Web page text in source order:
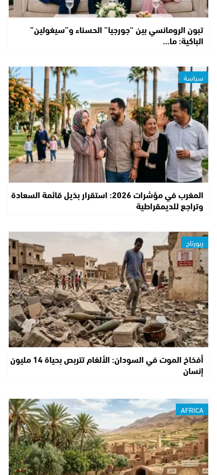
تبون الرومانسي بين “جورجيا” الحسناء و”سيغولين”
الباكية: ما…
سياسة
المغرب في مؤشرات 2026: استقرار بذيل قائمة السعادة
وتراجع للديمقراطية
ربورتاج
أفخاخ الموت في السودان: الألغام تتربص بحياة 14 مليون
إنسان
AFRICA